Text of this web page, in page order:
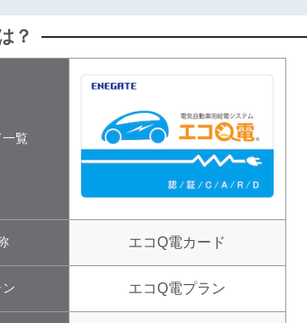
？
一覧
エコQ電カード
ン エコQ電プラン